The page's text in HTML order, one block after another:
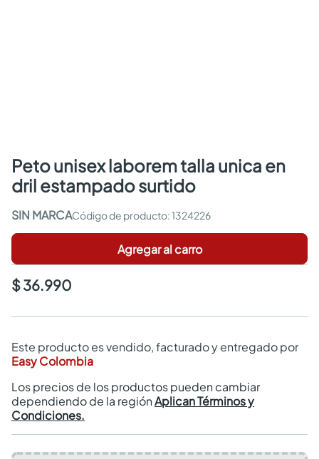
peto unisex laborem talla unica en
dril estampado surtido
SIN MARCA :1324226
Agregar al carro
$ 36.990
Este producto es vendido, facturado y entregado por
Easy Colombia
Los precios de los productos pueden cambiar
dependiendo de la regiónAplican Términos y
Condiciones.